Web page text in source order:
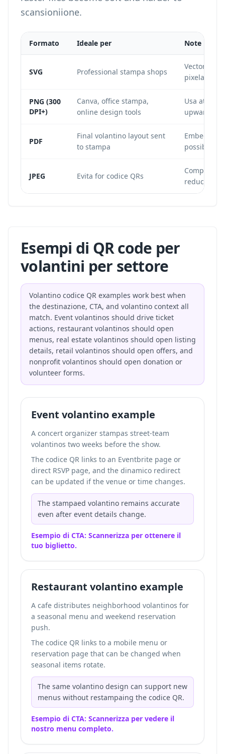
scansioniione.
Formato Ideale per Note
SVG Professional stampa shops
Vector
pixelation.
PNG (300
DPI+)
Canva, office stampa,
online design tools
Usa at
upward.
PDF
Final volantino layout sent
to stampa
Embed the
possible.
JPEG Evita for codice QRs
reduce
Esempi di QR code per
volantini per settore
Volantino codice QR examples work best when
the destinazione, CTA, and volantino context all
match. Event volantinos should drive ticket
actions, restaurant volantinos should open
menus, real estate volantinos should open listing
details, retail volantinos should open offers, and
nonprofit volantinos should open donation or
volunteer forms.
Event volantino example
A concert organizer stampas street-team
volantinos two weeks before the show.
The codice QR links to an Eventbrite page or
direct RSVP page, and the dinamico redirect
can be updated if the venue or time changes.
The stampaed volantino remains accurate
even after event details change.
Esempio di CTA: Scannerizza per ottenere il
tuo biglietto.
Restaurant volantino example
A cafe distributes neighborhood volantinos for
a seasonal menu and weekend reservation
push.
The codice QR links to a mobile menu or
reservation page that can be changed when
seasonal items rotate.
The same volantino design can support new
menus without restampaing the codice QR.
Esempio di CTA: Scannerizza per vedere il
nostro menu completo.